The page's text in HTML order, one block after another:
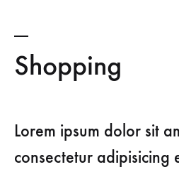
Shopping
Lorem ipsum dolor sit
consectetur adipisicing